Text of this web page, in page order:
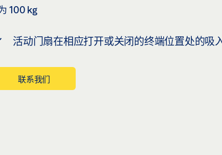
100 kg
活动门扇在相应打开或关闭的终端位置处的吸
联系我们